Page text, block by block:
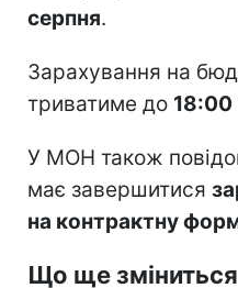
серпня.
Зарахування на
триватиме до 18:00
У МОН також
має завершитися
на контрактну
Що ще зміниться